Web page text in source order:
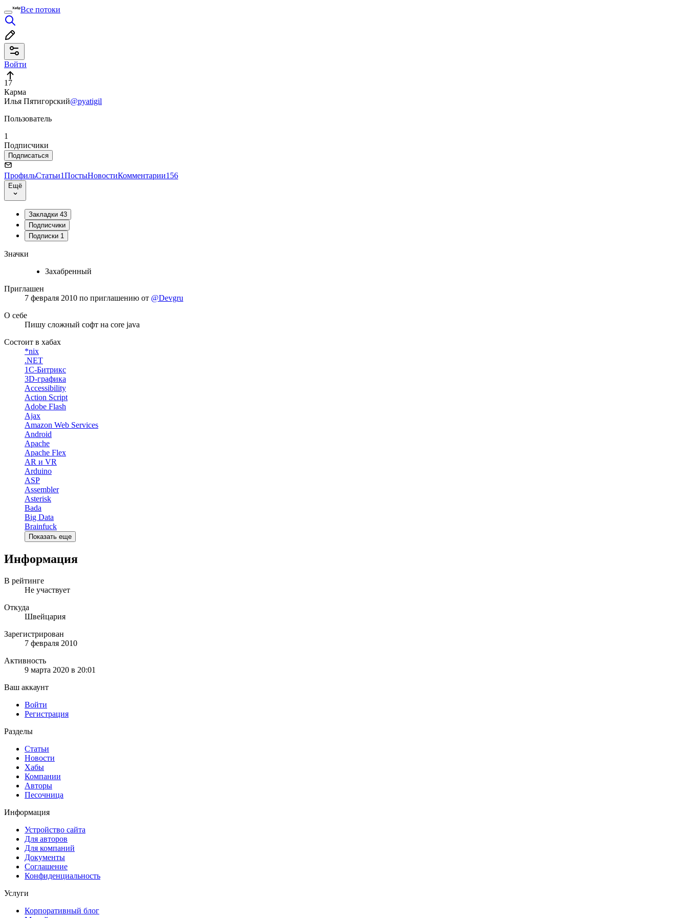
Все потоки
Войти
17
Карма
Илья Пятигорский@pyatigil
Пользователь
1
Подписчики
Подписаться
ПрофильСтатьи1ПостыНовостиКомментарии156
Ещё
Закладки 43
Подписчики
Подписки 1
Значки
Захабренный
Приглашен
7 февраля 2010 по приглашению от @Devgru
О себе
Пишу сложный софт на core java
Состоит в хабах
*nix
.NET
1С-Битрикс
3D-графика
Accessibility
Action Script
Adobe Flash
Ajax
Amazon Web Services
Android
Apache
Apache Flex
AR и VR
Arduino
ASP
Assembler
Asterisk
Bada
Big Data
Brainfuck
Показать еще
Информация
В рейтинге
Не участвует
Откуда
Швейцария
Зарегистрирован
7 февраля 2010
Активность
9 марта 2020 в 20:01
Ваш аккаунт
Войти
Регистрация
Разделы
Статьи
Новости
Хабы
Компании
Авторы
Песочница
Информация
Устройство сайта
Для авторов
Для компаний
Документы
Соглашение
Конфиденциальность
Услуги
Корпоративный блог